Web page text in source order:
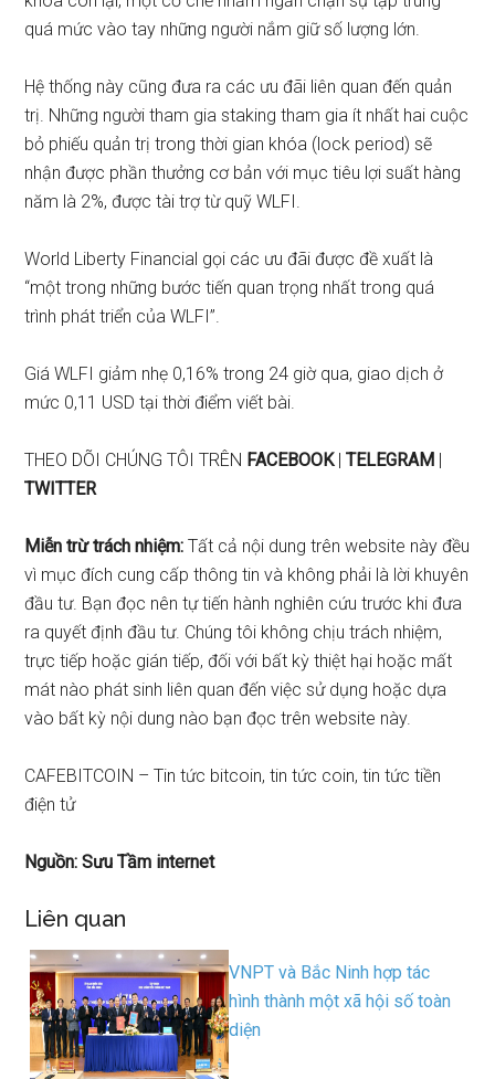
quá mức vào tay những người nắm giữ số lượng lớn.
Hệ thống này cũng đưa ra các ưu đãi liên quan đến quản
trị. Những người tham gia staking tham gia ít nhất hai cuộc
bỏ phiếu quản trị trong thời gian khóa (lock period) sẽ
nhận được phần thưởng cơ bản với mục tiêu lợi suất hàng
năm là 2%, được tài trợ từ quỹ WLFI.
World Liberty Financial gọi các ưu đãi được đề xuất là
“một trong những bước tiến quan trọng nhất trong quá
trình phát triển của WLFI”.
Giá WLFI giảm nhẹ 0,16% trong 24 giờ qua, giao dịch ở
mức 0,11 USD tại thời điểm viết bài.
THEO DÕI CHÚNG TÔI TRÊN FACEBOOK|TELEGRAM |
TWITTER
Miễn trừ trách nhiệm: Tất cả nội dung trên website này đều
vì mục đích cung cấp thông tin và không phải là lời khuyên
đầu tư. Bạn đọc nên tự tiến hành nghiên cứu trước khi đưa
ra quyết định đầu tư. Chúng tôi không chịu trách nhiệm,
trực tiếp hoặc gián tiếp, đối với bất kỳ thiệt hại hoặc mất
mát nào phát sinh liên quan đến việc sử dụng hoặc dựa
vào bất kỳ nội dung nào bạn đọc trên website này.
CAFEBITCOIN – Tin tức bitcoin, tin tức coin, tin tức tiền
điện tử
Nguồn: Sưu Tầm internet
Liên quan
VNPT và Bắc Ninh hợp tác
hình thành một xã hội số toàn
diện